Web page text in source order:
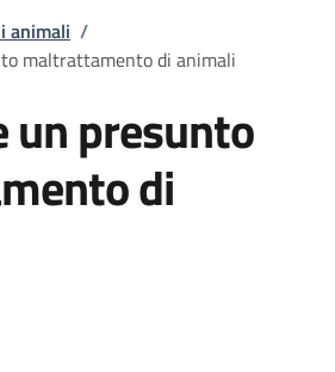
animali /
maltrattamento di animali
un presunto
di